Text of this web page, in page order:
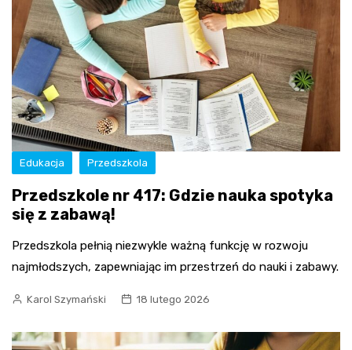
Edukacja Przedszkola
Przedszkole nr 417: Gdzie nauka spotyka
się z zabawą!
Przedszkola pełnią niezwykle ważną funkcję w rozwoju
najmłodszych, zapewniając im przestrzeń do nauki i zabawy.
Karol Szymański 18 lutego 2026